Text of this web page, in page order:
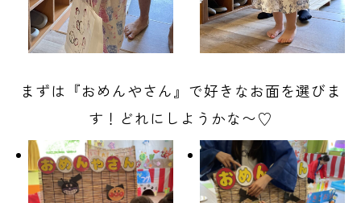
まずは『おめんやさん』で好きなお面を選びま
す！どれにしようかな〜♡